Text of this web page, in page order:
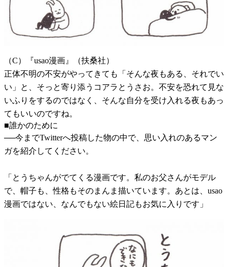
（C）『usao漫画』（扶桑社）
正体不明の不安がやってきても「そんな夜もある、それでい
い」と、そっと寄り添うコアラとうさお。不安を恐れて見な
いふりをするのではなく、そんな自分を受け入れる夜もあっ
てもいいのですね。
■誰かのために
──今までTwitterへ投稿した物の中で、思い入れのあるマン
ガを紹介してください。
「とうちゃんがでてくる漫画です。私のお父さんがモデル
で、帽子も、性格もそのまんま描いています。あとは、usao
漫画ではない、なんでもない絵日記もお気に入りです」